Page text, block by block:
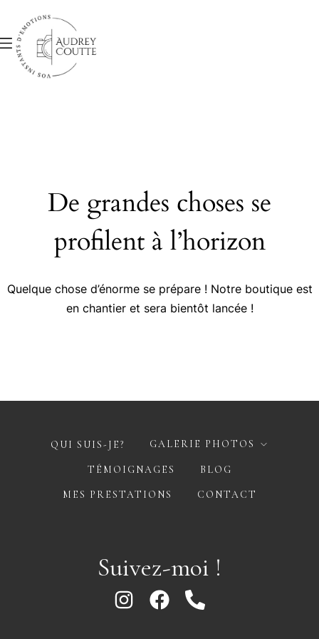
De grandes choses se
profilent à l’horizon
Quelque chose d’énorme se prépare ! Notre boutique est
en chantier et sera bientôt lancée !
QUI SUIS-JE? GALERIE PHOTOS
TÉMOIGNAGES BLOG
MES PRESTATIONS CONTACT
Suivez-moi !